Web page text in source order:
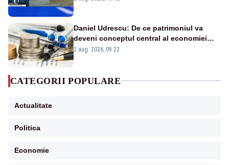
Daniel Udrescu: De ce patrimoniul va
deveni conceptul central al economiei
viitoare?
2 aug. 2026, 09:22
CATEGORII POPULARE
Actualitate
Politica
Economie